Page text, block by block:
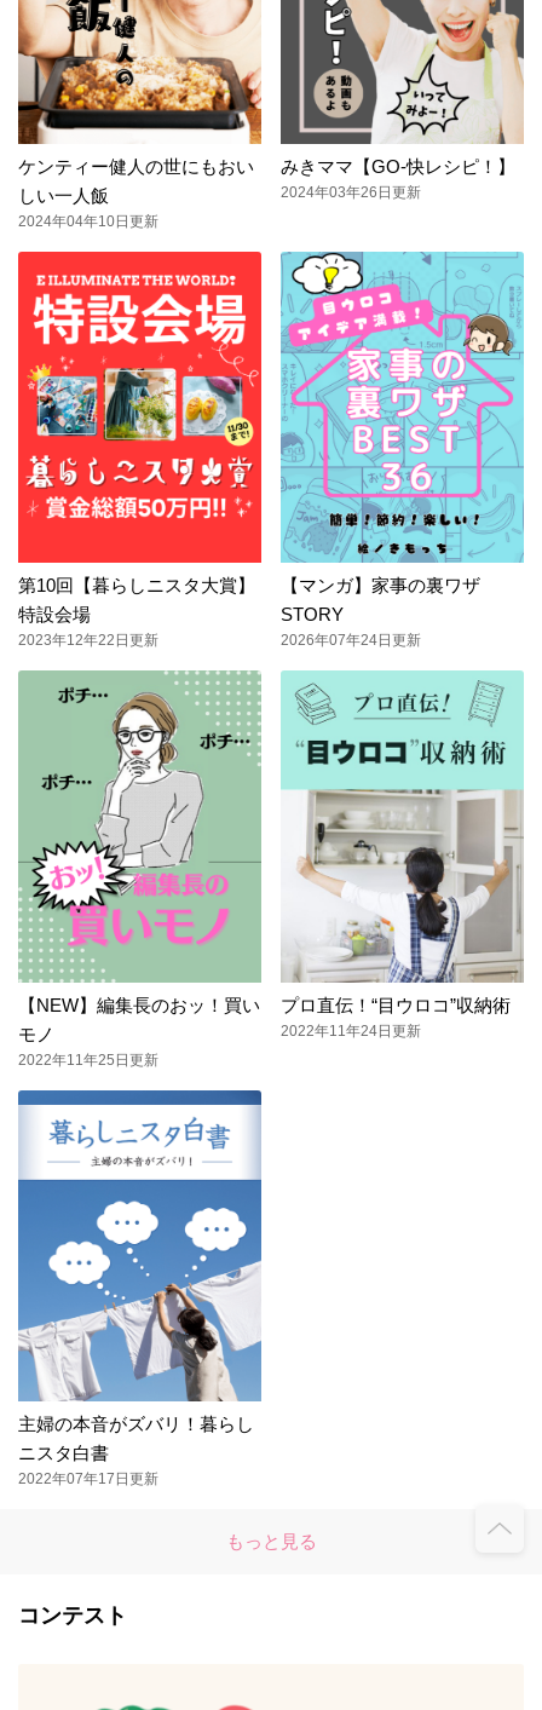
ケンティー健人の世にもおい
しい一人飯
2024年04年10日更新
みきママ【GO-快レシピ！】
2024年03年26日更新
第10回【暮らしニスタ大賞】
特設会場
2023年12年22日更新
【マンガ】家事の裏ワザ
STORY
2026年07年24日更新
【NEW】編集長のおッ！買い
モノ
2022年11年25日更新
プロ直伝！“目ウロコ”収納術
2022年11年24日更新
主婦の本音がズバリ！暮らし
ニスタ白書
2022年07年17日更新
もっと見る
コンテスト